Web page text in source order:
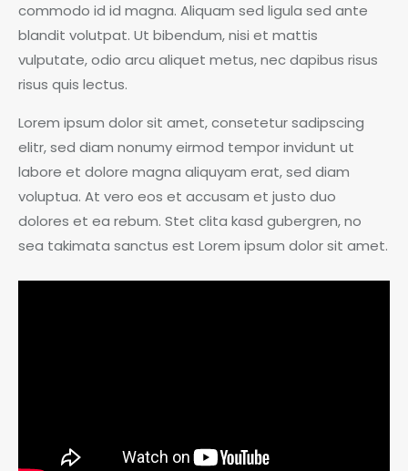
commodo id id magna. Aliquam sed ligula sed ante
blandit volutpat. Ut bibendum, nisi et mattis
vulputate, odio arcu aliquet metus, nec dapibus risus
risus quis lectus.
Lorem ipsum dolor sit amet, consetetur sadipscing
elitr, sed diam nonumy eirmod tempor invidunt ut
labore et dolore magna aliquyam erat, sed diam
voluptua. At vero eos et accusam et justo duo
dolores et ea rebum. Stet clita kasd gubergren, no
sea takimata sanctus est Lorem ipsum dolor sit amet.